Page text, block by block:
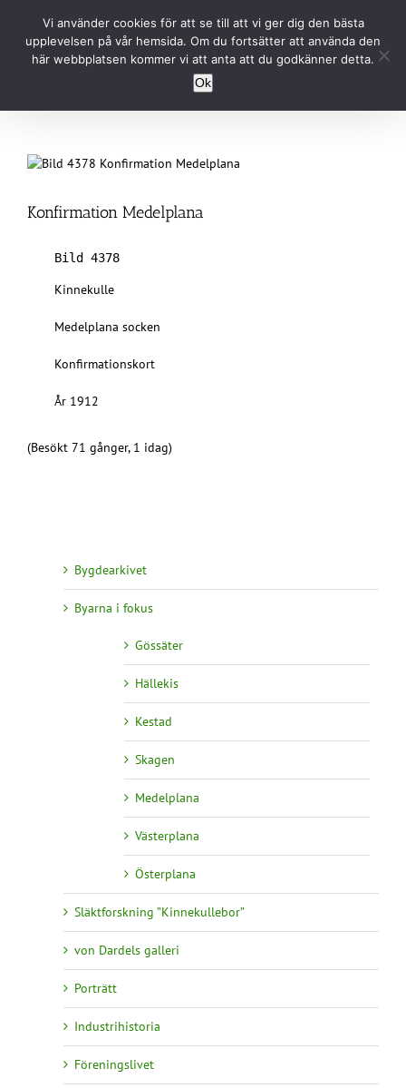
innehållet
Konfirmation Medelplana
Bild 4378
Kinnekulle
Medelplana socken
Konfirmationskort
År 1912
(Besökt 71 gånger, 1 idag)
Bygdearkivet
Byarna i fokus
Gössäter
Hällekis
Kestad
Skagen
Medelplana
Västerplana
Österplana
Släktforskning ”Kinnekullebor”
von Dardels galleri
Porträtt
Industrihistoria
Föreningslivet
Vi använder cookies för att se till att vi ger dig den bästa
upplevelsen på vår hemsida. Om du fortsätter att använda den
här webbplatsen kommer vi att anta att du godkänner detta.
Ok